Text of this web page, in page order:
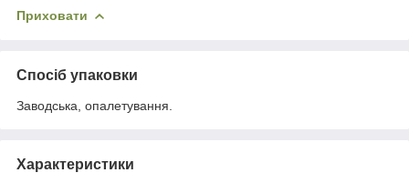
Приховати
Спосіб упаковки
Заводська, опалетування.
Характеристики